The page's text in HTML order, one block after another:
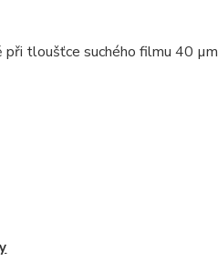
tloušťce suchého filmu 40 µm